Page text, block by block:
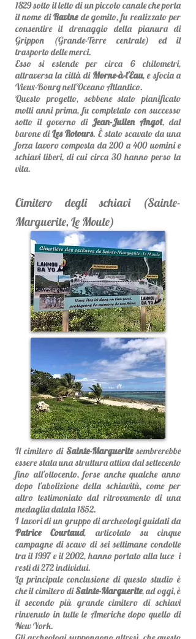
1829 sotto il letto di un piccolo canale che porta
il nome diRavine de gomito, fu realizzato per
consentire il drenaggio della pianura di
Grippon (Grande-Terre centrale) ed il
trasporto delle merci.
Esso si estende per circa 6 chilometri,
attraversa la città di Morne-à-l'Eau, e sfocia a
Vieux-Bourg nell'Oceano Atlantico.
Questo progetto, sebbene stato pianificato
molti anni prima, fu completato con successo
sotto il governo diJean-Julien Angot, dal
barone diLes Rotours. È stato scavato da una
forza lavoro composta da 200 a 400 uomini e
schiavi liberi, di cui circa 30 hanno perso la
vita.
Cimitero degli schiavi (Sainte-
Marguerite, Le Moule)
Il cimitero di Sainte-Margueritesembrerebbe
essere stata una struttura attiva dal settecento
fino all'ottocento, forse anche qualche anno
dopo l'abolizione della schiavitù, come per
altro testimoniato dal ritrovamento di una
medaglia datata 1852.
I lavori di un gruppo di archeologi guidati da
Patrice Courtaud, articolato su cinque
campagne di scavo di sei settimane condotte
tra il 1997 e il 2002, hanno portato alla luce i
resti di 272 individui.
La principale conclusione di questo studio è
che il cimitero diSainte-Marguerite, ad oggi, è
il secondo più grande cimitero di schiavi
rinvenuto in tutte le Americhe dopo quello di
New York.